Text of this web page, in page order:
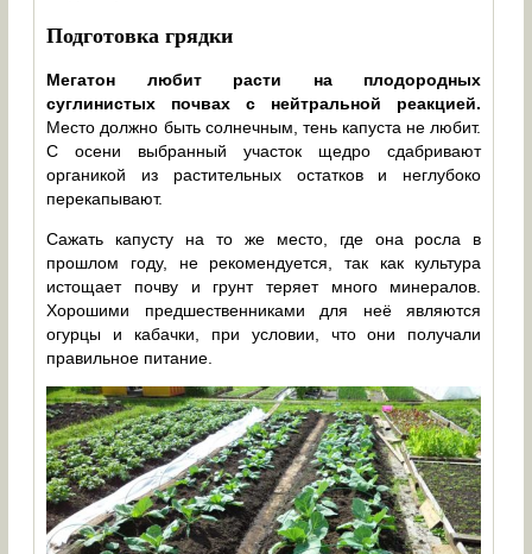
Подготовка грядки
Мегатон любит расти на плодородных
суглинистых почвах с нейтральной реакцией.
Место должно быть солнечным, тень капуста не любит.
С осени выбранный участок щедро сдабривают
органикой из растительных остатков и неглубоко
перекапывают.
Сажать капусту на то же место, где она росла в
прошлом году, не рекомендуется, так как культура
истощает почву и грунт теряет много минералов.
Хорошими предшественниками для неё являются
огурцы и кабачки, при условии, что они получали
правильное питание.